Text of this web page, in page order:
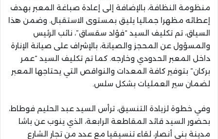
منظومة النظافة، بالإضافة إلى إعادة صباغة المعبر بهدف
إعطائه مظهرا جماليا يليق بمستوى الاستقبال. وضمن هذا
السياق، تم تكليف السيد “فؤاد سقساق”، نائب الرئيس
والمسؤول عن المحجز والصيانة، بالإشراف على صيانة الإنارة
داخل المعبر الحدودي وخارجه. كما تم تكليف السيد “عمر
بركان” بتوفير كافة المعدات والنواقص التي يحتاجها المعبر
لضمان سير العمليات بشكل سلس.
وفي خطوة لزيادة التنسيق، ترأس السيد عبد الحليم فوطاط،
بحضور السيد قائد المقاطعة الرابعة، الذي ينوب عن باشا
مدينة بني أنصار، لقاء تنسيقيا مع عدد من تجار الشارع